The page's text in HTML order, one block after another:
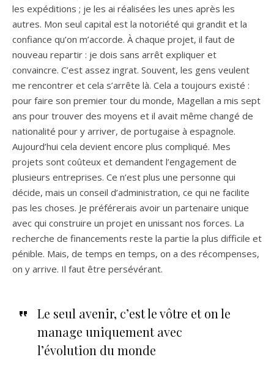
les expéditions ; je les ai réalisées les unes après les
autres. Mon seul capital est la notoriété qui grandit et la
confiance qu’on m’accorde. À chaque projet, il faut de
nouveau repartir : je dois sans arrêt expliquer et
convaincre. C’est assez ingrat. Souvent, les gens veulent
me rencontrer et cela s’arrête là. Cela a toujours existé :
pour faire son premier tour du monde, Magellan a mis sept
ans pour trouver des moyens et il avait même changé de
nationalité pour y arriver, de portugaise à espagnole.
Aujourd’hui cela devient encore plus compliqué. Mes
projets sont coûteux et demandent l’engagement de
plusieurs entreprises. Ce n’est plus une personne qui
décide, mais un conseil d’administration, ce qui ne facilite
pas les choses. Je préférerais avoir un partenaire unique
avec qui construire un projet en unissant nos forces. La
recherche de financements reste la partie la plus difficile et
pénible. Mais, de temps en temps, on a des récompenses,
on y arrive. Il faut être persévérant.
Le seul avenir, c’est le vôtre et on le
manage uniquement avec
l’évolution du monde